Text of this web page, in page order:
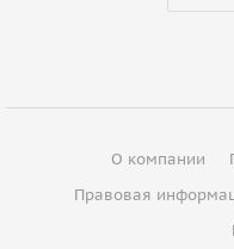
О компании
Правовая